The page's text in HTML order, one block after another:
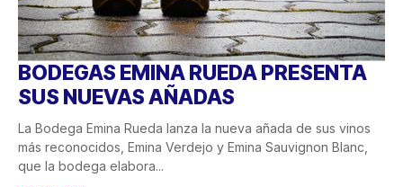
BODEGAS EMINA RUEDA PRESENTA
SUS NUEVAS AÑADAS
La Bodega Emina Rueda lanza la nueva añada de sus vinos
más reconocidos, Emina Verdejo y Emina Sauvignon Blanc,
que la bodega elabora...